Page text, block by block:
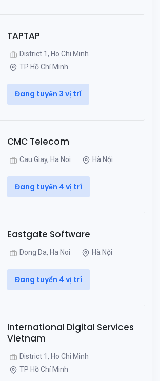
TAPTAP
District 1, Ho Chi Minh
TP Hồ Chí Minh
Đang tuyển 3 vị trí
CMC Telecom
Cau Giay, Ha Noi Hà Nội
Đang tuyển 4 vị trí
Eastgate Software
Dong Da, Ha Noi Hà Nội
Đang tuyển 4 vị trí
International Digital Services
Vietnam
District 1, Ho Chi Minh
TP Hồ Chí Minh